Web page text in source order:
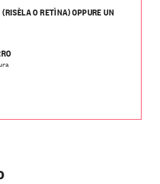
O RETÌNA) OPPURE UN